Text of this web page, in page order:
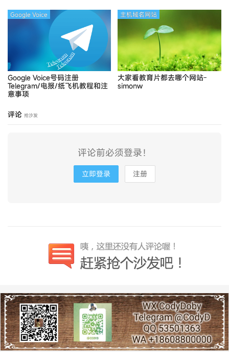
Google Voice号码注册
Telegram/电报/纸飞机教程和注
意事项
Google Voice
大家看教育片都去哪个网站-
simonw
主机域名网站
评论 抢沙发
评论前必须登录！
立即登录 注册